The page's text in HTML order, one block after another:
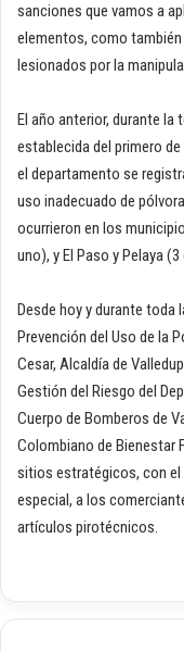
sanciones que vamos a
elementos, como
lesionados por la
El año anterior, durante la
establecida del primero de
el departamento se
uso inadecuado de
ocurrieron en los
uno), y El Paso y Pelaya
Desde hoy y durante
Prevención del Uso de la
Cesar, Alcaldía de
Gestión del Riesgo del
Cuerpo de Bomberos de
Colombiano de Bienestar
sitios estratégicos, con el
especial, a los
artículos pirotécnicos.